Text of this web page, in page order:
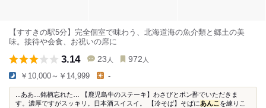
【すすきの駅5分】完全個室で味わう、北海道海の魚介類と郷土の美
味。接待や会食、お祝いの席に
3.14 23 人 972 人
￥10,000～￥14,999 -
...ああ…銘柄忘れた… 【鹿児島牛のステーキ】わさびとポン酢でいただきま
す。濃厚ですがスッキリ。日本酒スイスイ。 【冷そば】そばにあんこ を練りこ